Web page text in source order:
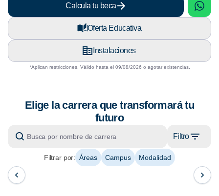
Calcula tu beca
Oferta Educativa
Instalaciones
*Aplican restricciones. Válido hasta el 09/08/2026 o agotar existencias.
Elige la carrera que transformará tu
futuro
Filtro
Filtrar por: Áreas Campus Modalidad